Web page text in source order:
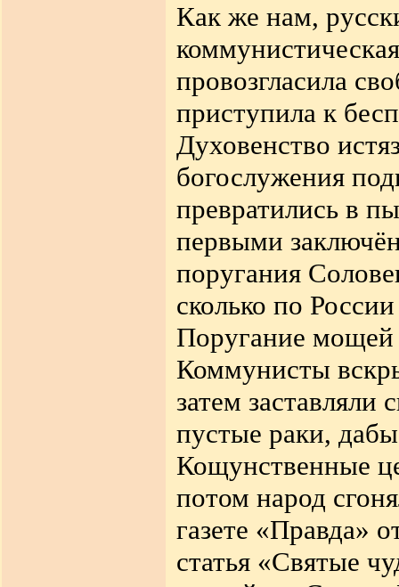
Как же нам,
провозгласила
приступила к
Духовенство
богослужения
превратились в
первыми
поругания
сколько по
Поругание мощей
Коммунисты
затем заставляли
пустые раки,
Кощунственные
потом народ
газете «Правда»
статья «Святые